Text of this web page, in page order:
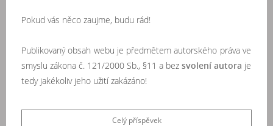
Pokud vás něco zaujme, budu rád!
Publikovaný obsah webu je předmětem autorského práva ve
smyslu zákona č. 121/2000 Sb., §11 a bez svolení autora je
tedy jakékoliv jeho užití zakázáno!
Celý příspěvek